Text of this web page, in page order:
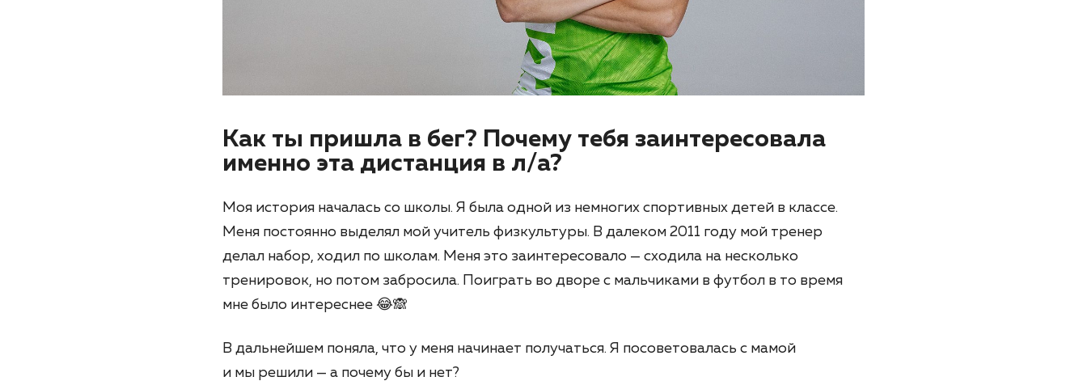
Как ты пришла в бег? Почему тебя заинтересовала
именно эта дистанция в л/а?
Моя история началась со школы. Я была одной из немногих спортивных детей в классе.
Меня постоянно выделял мой учитель физкультуры. В далеком 2011 году мой тренер
делал набор, ходил по школам. Меня это заинтересовало — сходила на несколько
тренировок, но потом забросила. Поиграть во дворе с мальчиками в футбол в то время
мне было интереснее 😂🙈
В дальнейшем поняла, что у меня начинает получаться. Я посоветовалась с мамой
и мы решили — а почему бы и нет?